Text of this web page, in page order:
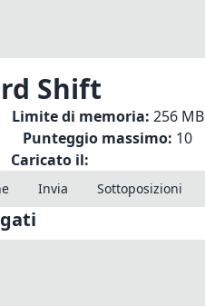
Shift
Limite di memoria: 256 MB
Punteggio massimo: 10
Caricato il:
Invia Sottoposizioni